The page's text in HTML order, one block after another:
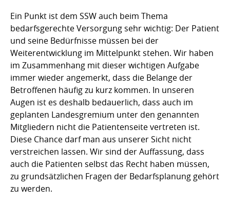
Ein Punkt ist dem SSW auch beim Thema
bedarfsgerechte Versorgung sehr wichtig: Der Patient
und seine Bedürfnisse müssen bei der
Weiterentwicklung im Mittelpunkt stehen. Wir haben
im Zusammenhang mit dieser wichtigen Aufgabe
immer wieder angemerkt, dass die Belange der
Betroffenen häufig zu kurz kommen. In unseren
Augen ist es deshalb bedauerlich, dass auch im
geplanten Landesgremium unter den genannten
Mitgliedern nicht die Patientenseite vertreten ist.
Diese Chance darf man aus unserer Sicht nicht
verstreichen lassen. Wir sind der Auffassung, dass
auch die Patienten selbst das Recht haben müssen,
zu grundsätzlichen Fragen der Bedarfsplanung gehört
zu werden.